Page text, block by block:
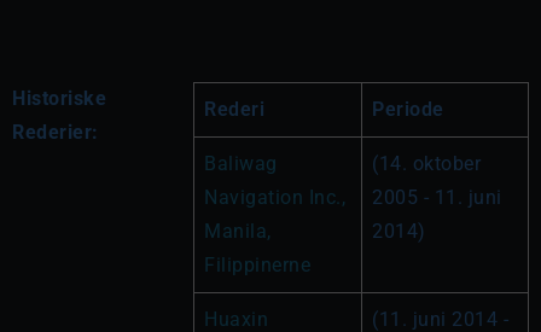
Historiske
Rederier:
Rederi Periode
Baliwag
Navigation Inc.,
Manila,
Filippinerne
(14. oktober
2005 - 11. juni
2014)
Huaxin
(11. juni 2014 -